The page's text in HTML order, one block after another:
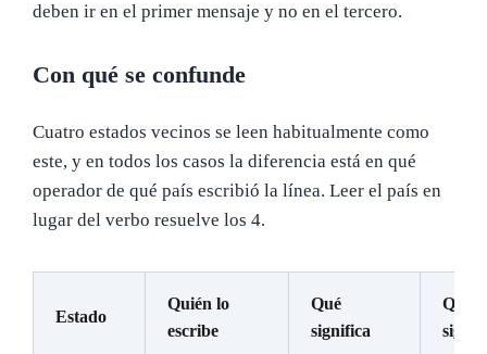
deben ir en el primer mensaje y no en el tercero.
Con qué se confunde
Cuatro estados vecinos se leen habitualmente como
este, y en todos los casos la diferencia está en qué
operador de qué país escribió la línea. Leer el país en
lugar del verbo resuelve los 4.
Estado
Quién lo
escribe
Qué
significa
Qué